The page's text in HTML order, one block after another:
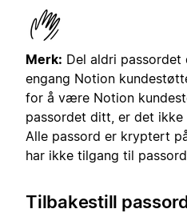
Merk: Del aldri
engang Notion
for å være Notion
passordet ditt, er det ikke
Alle passord er kryptert
har ikke tilgang til
Tilbakestill